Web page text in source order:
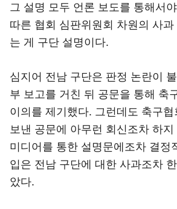
그 설명 모두 언론 보도를 통해서
따른 협회 심판위원회 차원의 사
는 게 구단 설명이다.
심지어 전남 구단은 판정 논란이
부 보고를 거친 뒤 공문을 통해 축
이의를 제기했다. 그런데도 축구협
보낸 공문에 아무런 회신조차 하
미디어를 통한 설명문에조차 결정
입은 전남 구단에 대한 사과조차
았다.